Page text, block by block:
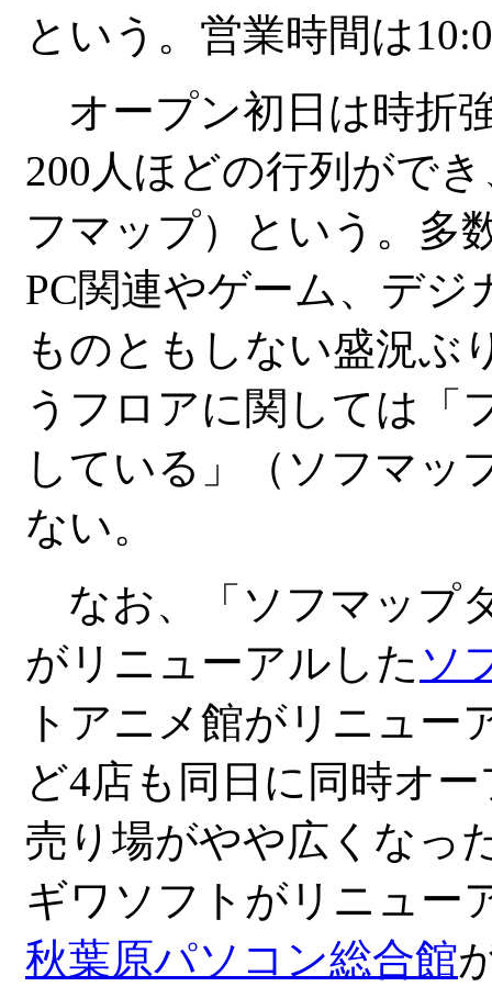
という。営業時間は
オープン初日は時折
200人ほどの行列がで
フマップ）という。多
PC関連やゲーム、デ
ものともしない盛況ぶ
うフロアに関しては「
している」（ソフマッ
ない。
なお、「ソフマップ
がリニューアルした ソ
トアニメ館がリニュー
ど4店も同日に同時オ
売り場がやや広くなっ
ギワソフトがリニュー
秋葉原パソコン総合館